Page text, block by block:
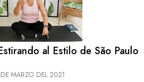
al Estilo de São Paulo
MARZO DEL 2021